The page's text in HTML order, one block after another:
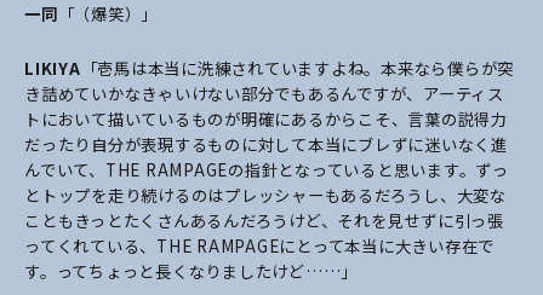
一同 「（爆笑）」
LIKIYA 「壱馬は本当に洗練されていますよね。本来なら僕らが突
き詰めていかなきゃいけない部分でもあるんですが、アーティス
トにおいて描いているものが明確にあるからこそ、言葉の説得力
だったり自分が表現するものに対して本当にブレずに迷いなく進
んでいて、THE RAMPAGEの指針となっていると思います。ずっ
とトップを走り続けるのはプレッシャーもあるだろうし、大変な
こともきっとたくさんあるんだろうけど、それを見せずに引っ張
ってくれている、THE RAMPAGEにとって本当に大きい存在で
す。ってちょっと長くなりましたけど……」